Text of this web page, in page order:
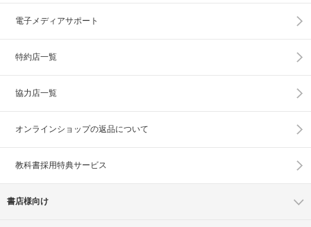
電子メディアサポート
特約店一覧
協力店一覧
オンラインショップの返品について
教科書採用特典サービス
書店様向け